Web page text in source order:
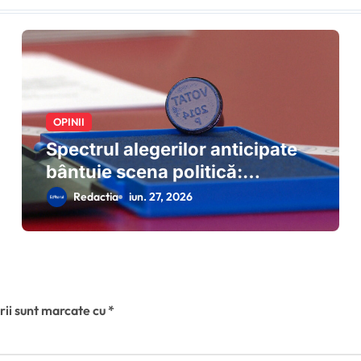
OPINII
Spectrul alegerilor anticipate
bântuie scena politică:
scenariul deblocării crizei prin
dizolvarea Parlamentului
Redactia iun. 27, 2026
sunt marcate cu*